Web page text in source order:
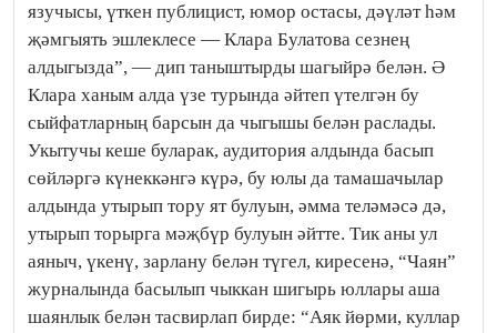
язучысы, үткен публицист, юмор остасы, дәүләт һәм
җәмгыять эшлек­лесе — Клара Булатова сезнең
алдыгызда”, — дип таныштырды шагыйрә белән. Ә
Клара ханым алда үзе турында әйтеп үтелгән бу
сыйфатларның барсын да чыгышы белән раслады.
Укытучы кеше буларак, аудитория алдында басып
сөйләргә күнеккәнгә күрә, бу юлы да тамашачылар
алдында утырып тору ят булуын, әмма теләмәсә дә,
утырып торырга мәҗбүр булуын әйтте. Тик аны ул
аяныч, үкенү, зарлану белән түгел, киресенә, “Чаян”
журналында басылып чыккан шигырь юллары аша
шаянлык белән тасвирлап бирде: “Аяк йөрми, куллар